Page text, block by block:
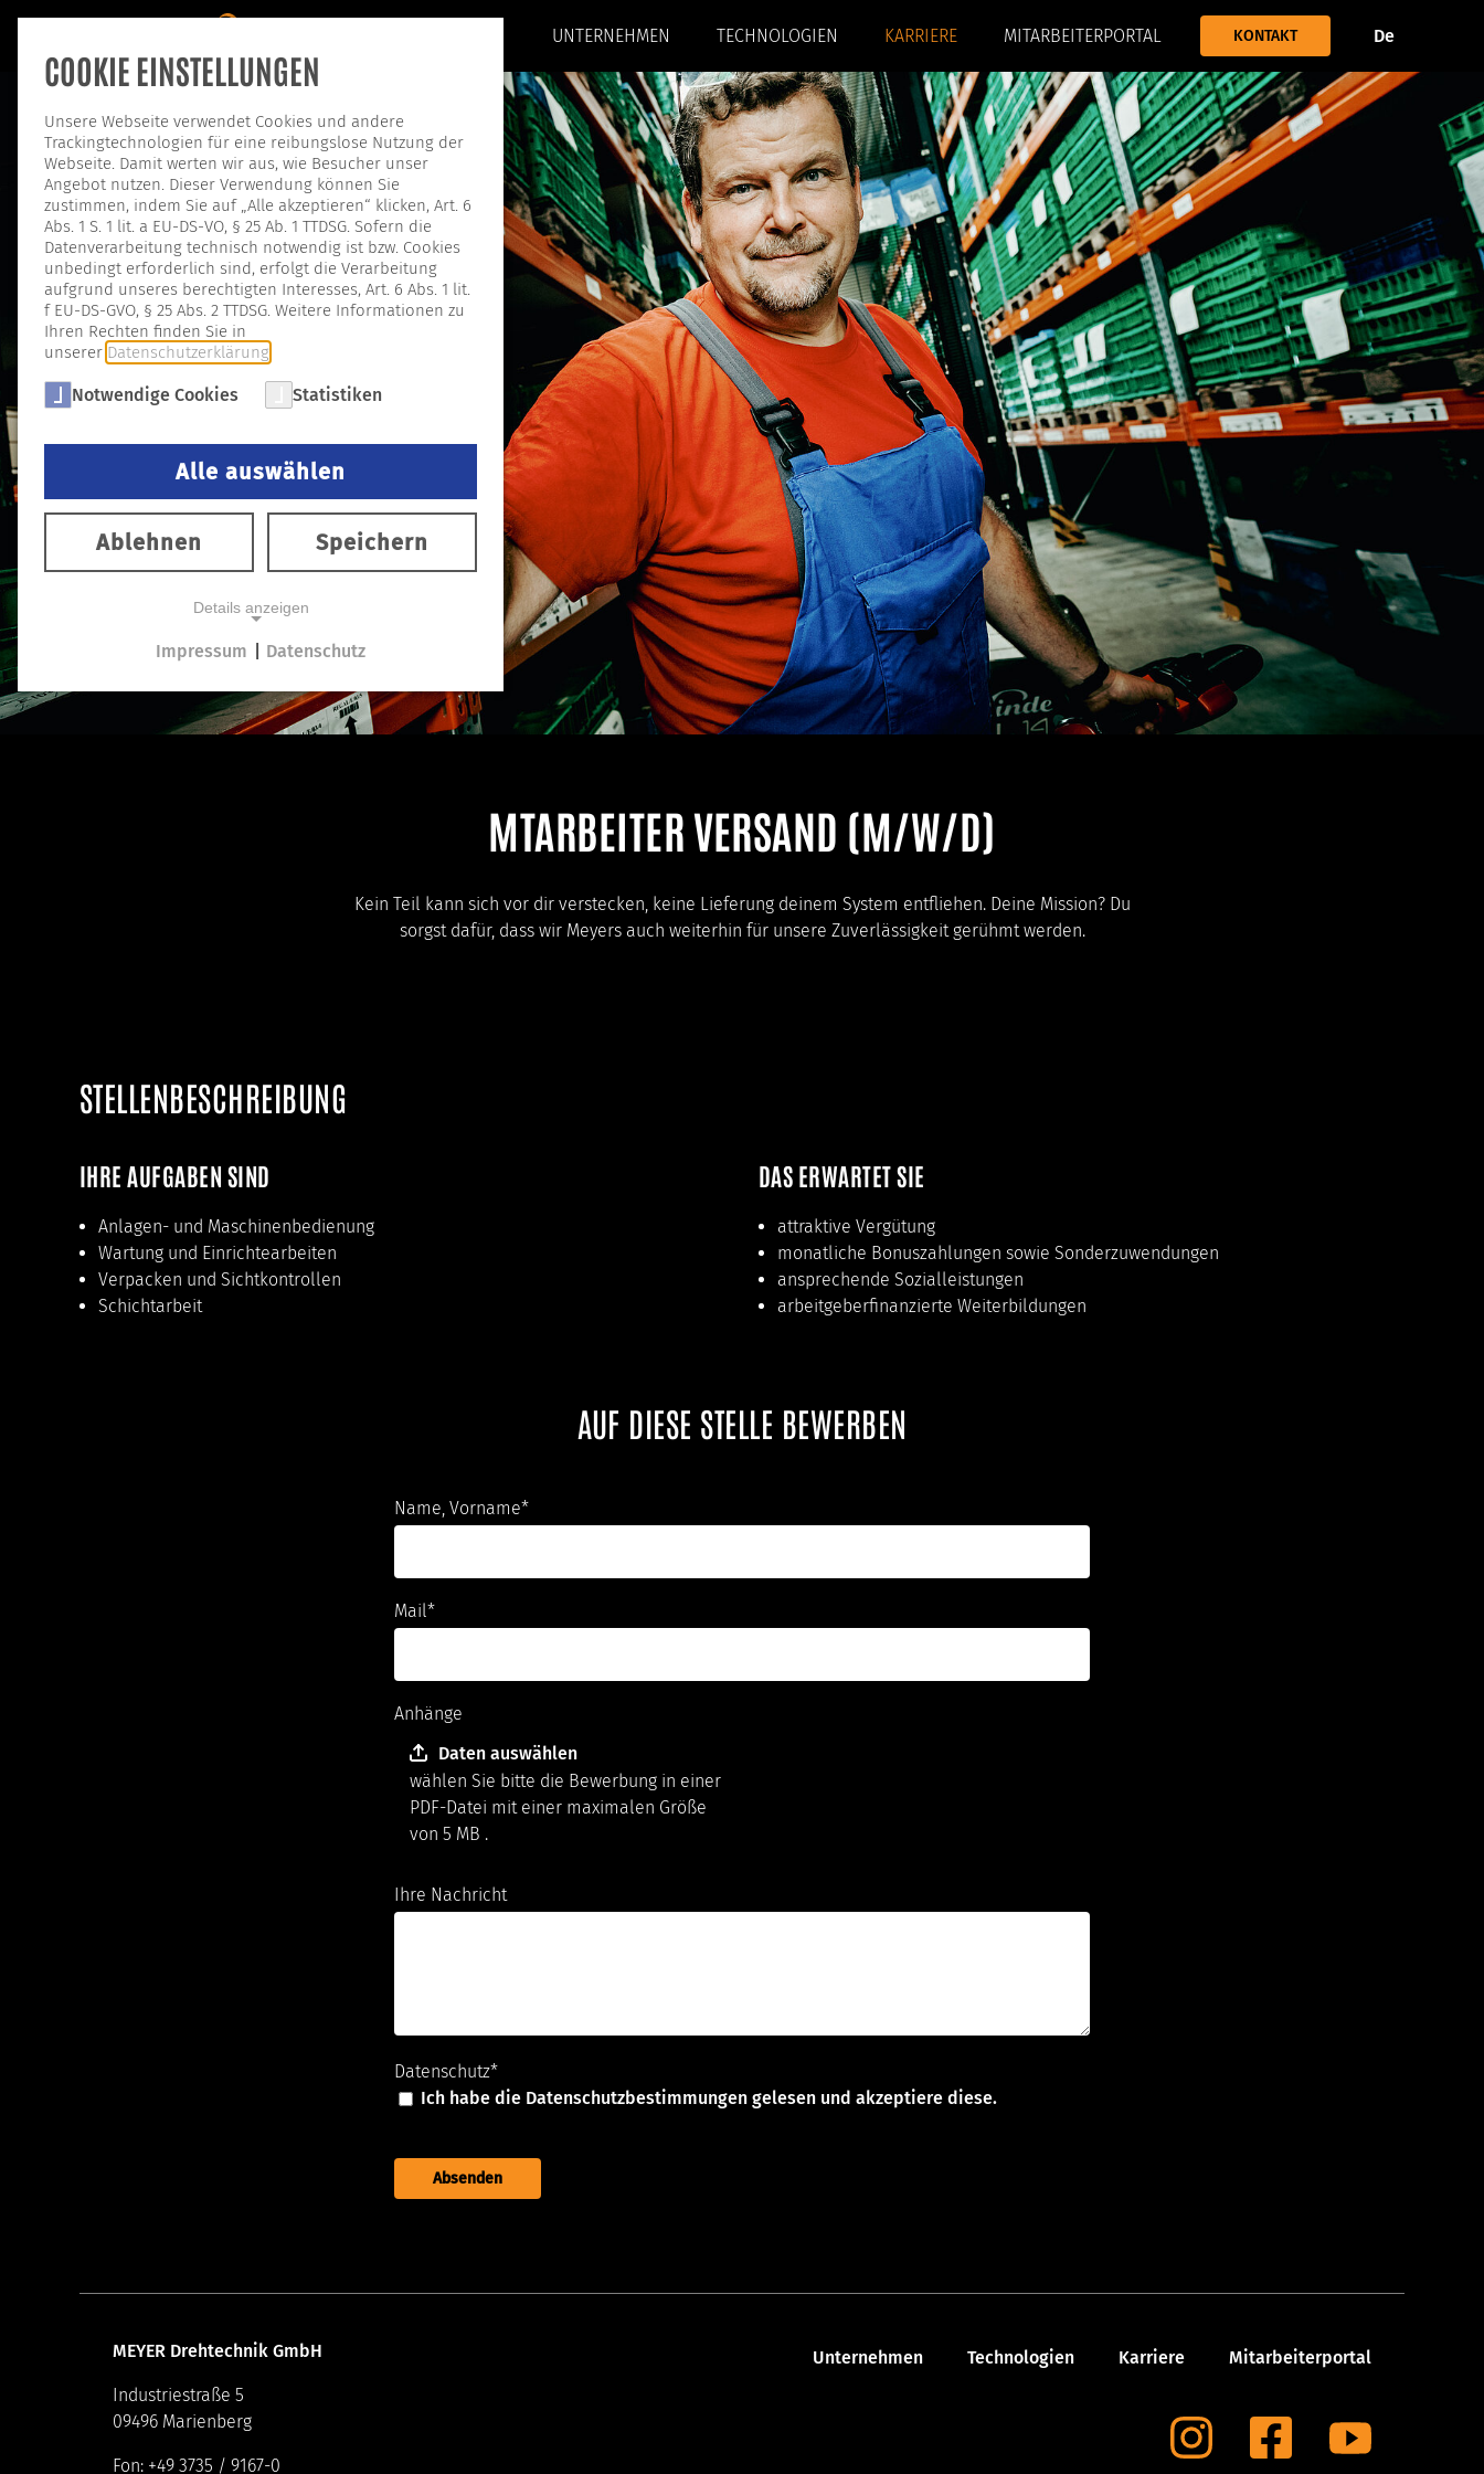
UNTERNEHMEN TECHNOLOGIEN KARRIERE MITARBEITERPORTAL KONTAKT De
MTARBEITER VERSAND (M/W/D)
Kein Teil kann sich vor dir verstecken, keine Lieferung deinem System entfliehen. Deine Mission? Du
sorgst dafür, dass wir Meyers auch weiterhin für unsere Zuverlässigkeit gerühmt werden.
STELLENBESCHREIBUNG
IHRE AUFGABEN SIND
Anlagen- und Maschinenbedienung
Wartung und Einrichtearbeiten
Verpacken und Sichtkontrollen
Schichtarbeit
DAS ERWARTET SIE
attraktive Vergütung
monatliche Bonuszahlungen sowie Sonderzuwendungen
ansprechende Sozialleistungen
arbeitgeberfinanzierte Weiterbildungen
AUF DIESE STELLE BEWERBEN
Name, Vorname*
Mail*
Anhänge
Daten auswählen
wählen Sie bitte die Bewerbung in einer
PDF-Datei mit einer maximalen Größe
von 5 MB .
Ihre Nachricht
Datenschutz*
Ich habe die Datenschutzbestimmungen gelesen und akzeptiere diese.
MEYER Drehtechnik GmbH
Industriestraße 5
09496 Marienberg
Fon: +49 3735 / 9167-0
Unternehmen Technologien Karriere Mitarbeiterportal
COOKIE EINSTELLUNGEN
Unsere Webseite verwendet Cookies und andere
Trackingtechnologien für eine reibungslose Nutzung der
Webseite. Damit werten wir aus, wie Besucher unser
Angebot nutzen. Dieser Verwendung können Sie
zustimmen, indem Sie auf „Alle akzeptieren“ klicken, Art. 6
Abs. 1 S. 1 lit. a EU-DS-VO, § 25 Ab. 1 TTDSG. Sofern die
Datenverarbeitung technisch notwendig ist bzw. Cookies
unbedingt erforderlich sind, erfolgt die Verarbeitung
aufgrund unseres berechtigten Interesses, Art. 6 Abs. 1 lit.
f EU-DS-GVO, § 25 Abs. 2 TTDSG. Weitere Informationen zu
Ihren Rechten finden Sie in
unserer Datenschutzerklärung
Notwendige Cookies Statistiken
Alle auswählen
Ablehnen Speichern
Details anzeigen
Notwendige Cookies ermöglichen grundlegende
Funktionen und sind für das reibungslose
Funktionieren der Website erforderlich.
Name:
Zweck:
Dieses Cookie speichert die
ausgewählten
Einwilligungsoptionen des
Benutzers
Cookie
Impressum Datenschutz